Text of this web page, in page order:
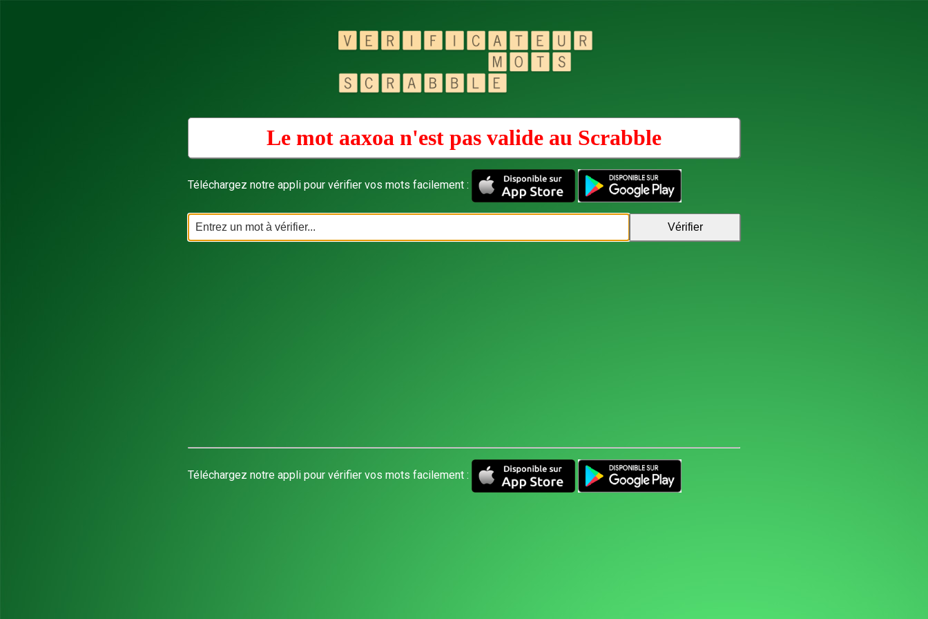
Le mot aaxoa n'est pas valide au Scrabble
Téléchargez notre appli pour vérifier vos mots facilement :
Téléchargez notre appli pour vérifier vos mots facilement :